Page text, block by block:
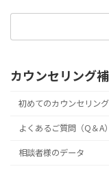
検
カウンセリング
初めてのカウンセリング
よくあるご質問（Q＆A）
相談者様のデータ